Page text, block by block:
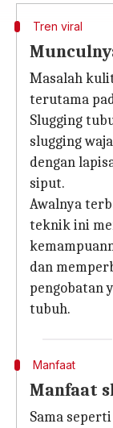
Tren viral
Masalah
terutama
Slugging
slugging
dengan
siput.
Awalnya
teknik ini
dan
pengobatan
tubuh.
Manfaat
Manfaat
Sama